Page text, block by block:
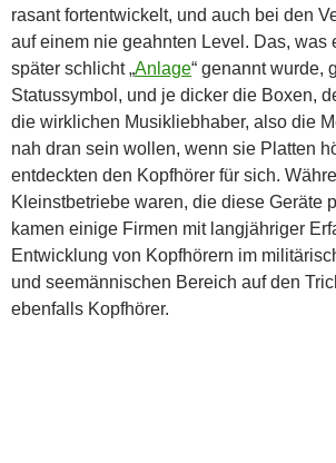
rasant fortentwickelt, und auch bei den
auf einem nie geahnten Level. Das, was
später schlicht „Anlage“ genannt wurde,
Statussymbol, und je dicker die Boxen,
die wirklichen Musikliebhaber, also die
nah dran sein wollen, wenn sie Platten
entdeckten den Kopfhörer für sich.
Kleinstbetriebe waren, die diese Geräte
kamen einige Firmen mit langjähriger
Entwicklung von Kopfhörern im
und seemännischen Bereich auf den
ebenfalls Kopfhörer.